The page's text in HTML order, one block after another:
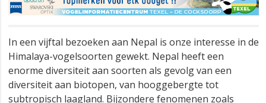
In een vijftal bezoeken aan Nepal is onze interesse in de
Himalaya-vogelsoorten gewekt. Nepal heeft een
enorme diversiteit aan soorten als gevolg van een
diversiteit aan biotopen, van hooggebergte tot
subtropisch laagland. Bijzondere fenomenen zoals